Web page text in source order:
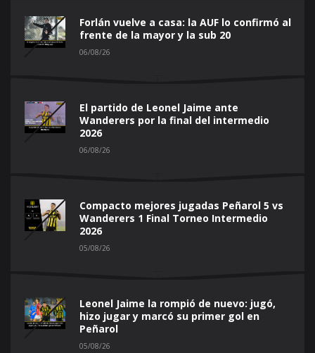
Forlán vuelve a casa: la AUF lo confirmó al
frente de la mayor y la sub 20
06/08/26
El partido de Leonel Jaime ante
Wanderers por la final del intermedio
2026
06/08/26
Compacto mejores jugadas Peñarol 5 vs
Wanderers 1 Final Torneo Intermedio
2026
05/08/26
Leonel Jaime la rompió de nuevo: jugó,
hizo jugar y marcó su primer gol en
Peñarol
05/08/26